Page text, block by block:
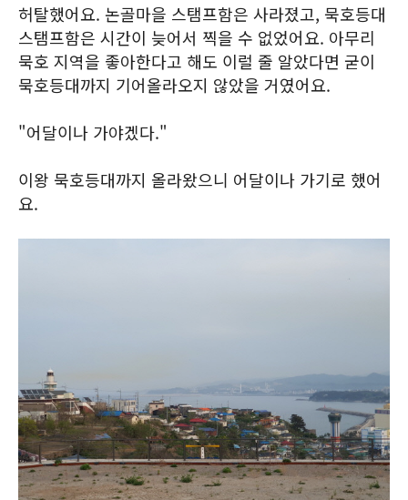
허탈했어요. 논골마을 스탬프함은 사라졌고, 묵호등대
스탬프함은 시간이 늦어서 찍을 수 없었어요. 아무리
묵호 지역을 좋아한다고 해도 이럴 줄 알았다면 굳이
묵호등대까지 기어올라오지 않았을 거였어요.
"어달이나 가야겠다."
이왕 묵호등대까지 올라왔으니 어달이나 가기로 했어
요.